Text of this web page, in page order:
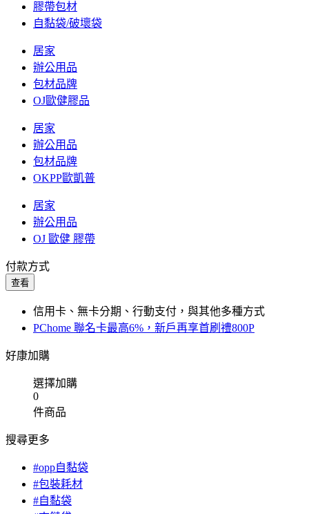
膠帶包材
自黏袋/破壞袋
居家
辦公用品
包材品牌
OJ歐健膠品
居家
辦公用品
包材品牌
OKPP歐凱普
居家
辦公用品
OJ 歐健 膠帶
付款方式
查看
信用卡、無卡分期、行動支付，與其他多種方式
PChome 聯名卡最高6%，新戶再享首刷禮800P
好康加購
選擇加購
0
件商品
搜尋更多
#opp自黏袋
#包裝耗材
#自黏袋